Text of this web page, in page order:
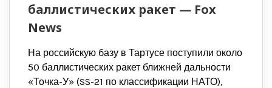
баллистических ракет — Fox
News
На российскую базу в Тартусе поступили около
50 баллистических ракет ближней дальности
«Точка-У» (SS-21 по классификации НАТО),